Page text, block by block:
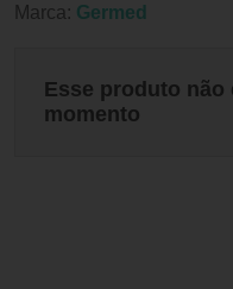
Marca: Germed
Esse produto
momento